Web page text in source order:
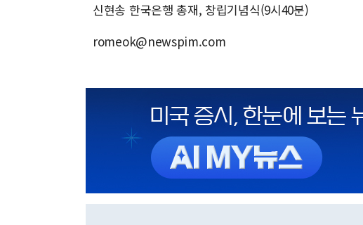
신현송 한국은행 총재, 창립기념식(9시40분)
romeok@newspim.com